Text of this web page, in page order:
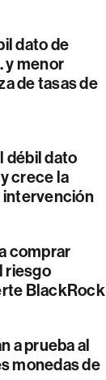
dato de
y menor
de tasas de
débil dato
crece la
intervención
comprar
riesgo
BlackRock
a prueba al
monedas de